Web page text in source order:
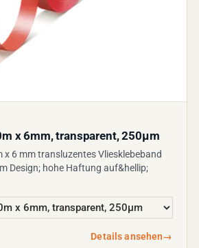
x 6mm, transparent, 250µm
x 6 mm transluzentes Vliesklebeband
Design; hohe Haftung auf&hellip;
Details ansehen→